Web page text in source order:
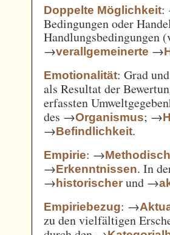
Doppelte Möglichkeit:
Bedingungen oder
Handlungsbedingungen
→verallgemeinerte →
Emotionalität: Grad
als Resultat der
erfassten
des →Organismus; →
→Befindlichkeit.
Empirie: →
→Erkenntnissen. In
→historischer und →
Empiriebezug: →
zu den vielfältigen